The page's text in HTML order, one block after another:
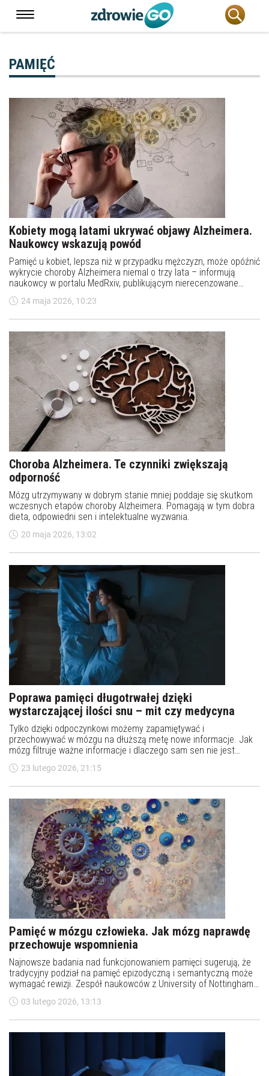
PAMIĘĆ
Kobiety mogą latami ukrywać objawy Alzheimera.
Naukowcy wskazują powód
Pamięć u kobiet, lepsza niż w przypadku mężczyzn, może opóźnić
wykrycie choroby Alzheimera niemal o trzy lata – informują
naukowcy w portalu MedRxiv, publikującym nierecenzowane
prace naukowe.
24 maja 2026, 10:23
Choroba Alzheimera. Te czynniki zwiększają
odporność
Mózg utrzymywany w dobrym stanie mniej poddaje się skutkom
wczesnych etapów choroby Alzheimera. Pomagają w tym dobra
dieta, odpowiedni sen i intelektualne wyzwania.
20 maja 2026, 13:02
Poprawa pamięci długotrwałej dzięki
wystarczającej ilości snu – mit czy medycyna
Tylko dzięki odpoczynkowi możemy zapamiętywać i
przechowywać w mózgu na dłuższą metę nowe informacje. Jak
mózg filtruje ważne informacje i dlaczego sam sen nie jest
wystarczający do kształtowania pamięci długotrwałej.
23 lutego 2026, 21:15
Pamięć w mózgu człowieka. Jak mózg naprawdę
przechowuje wspomnienia
Najnowsze badania nad funkcjonowaniem pamięci sugerują, że
tradycyjny podział na pamięć epizodyczną i semantyczną może
wymagać rewizji. Zespół naukowców z University of Nottingham
oraz University of Cambridge wykazał, że te same obszary
mózgu są zaangażowane w odtwarzanie różnych typów
03 lutego 2026, 13:13